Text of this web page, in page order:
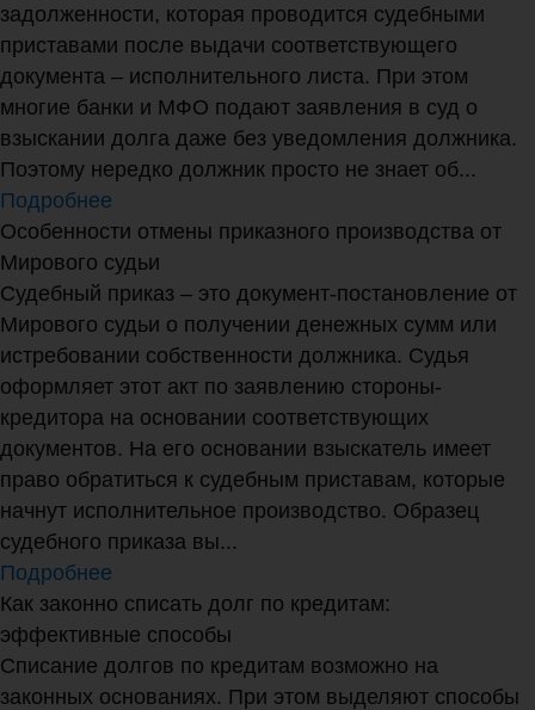
задолженности, которая проводится судебными
приставами после выдачи соответствующего
документа – исполнительного листа. При этом
многие банки и МФО подают заявления в суд о
взыскании долга даже без уведомления должника.
Поэтому нередко должник просто не знает об...
Подробнее
Особенности отмены приказного производства от
Мирового судьи
Судебный приказ – это документ-постановление от
Мирового судьи о получении денежных сумм или
истребовании собственности должника. Судья
оформляет этот акт по заявлению стороны-
кредитора на основании соответствующих
документов. На его основании взыскатель имеет
право обратиться к судебным приставам, которые
начнут исполнительное производство. Образец
судебного приказа вы...
Подробнее
Как законно списать долг по кредитам:
эффективные способы
Списание долгов по кредитам возможно на
законных основаниях. При этом выделяют способы